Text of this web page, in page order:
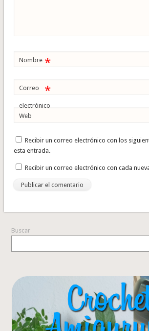
Nombre *
Correo
electrónico
*
Web
Recibir un correo electrónico con los
esta entrada.
Recibir un correo electrónico con cada
Buscar